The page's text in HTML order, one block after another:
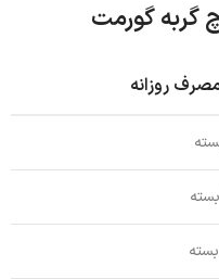
گورمت
روزانه